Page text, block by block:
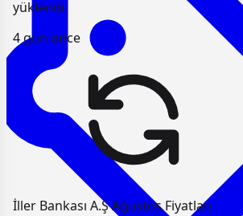
yüklendi.
4 gün önce
İller Bankası A.Ş Ağustos Fiyatları